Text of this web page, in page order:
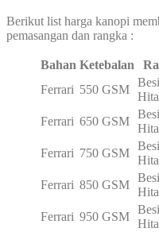
Berikut list harga kanopi
pemasangan dan rangka :
Bahan Ketebalan
Ferrari 550 GSM
Besi
Ferrari 650 GSM
Besi
Ferrari 750 GSM
Besi
Ferrari 850 GSM
Besi
Ferrari 950 GSM
Besi